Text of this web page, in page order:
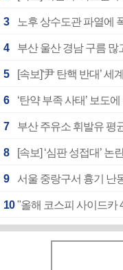
3 노후 상수도관 파열에
4
5 [속보]‘尹 탄핵 반대’
6
7 부산 주유소 휘발유 평
8
9 서울 중랑구서 흉기 난
10 "올해 코스피 사이드카